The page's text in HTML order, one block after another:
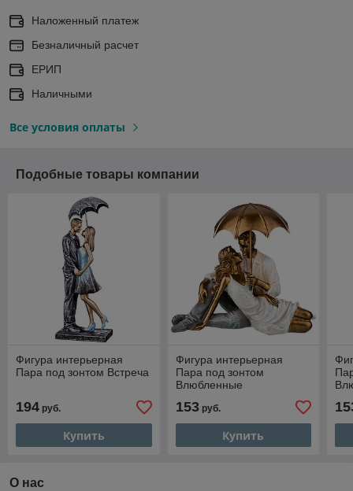
Наложенный платеж
Безналичный расчет
ЕРИП
Наличными
Все условия оплаты
Подобные товары компании
Фигура интерьерная
Пара под зонтом Встреча
194 руб.
Купить
Фигура интерьерная
Пара под зонтом
Влюбленные
153руб.
Купить
О нас